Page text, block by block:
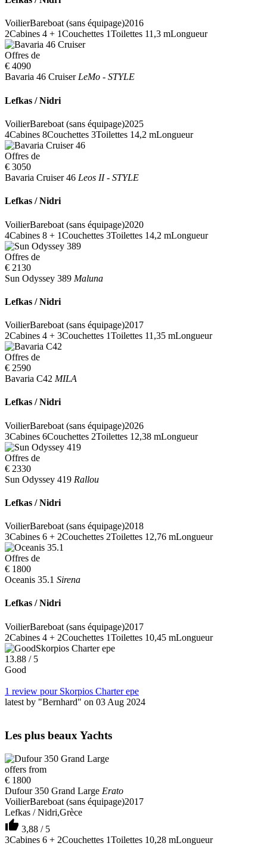
VoilierBareboat (sans équipage)2016
2Cabines 4 + 1Couchettes 1Toilettes 11,3 mLongueur
Offres de
€ 4090
Bavaria 46 CruiserLeMo - STYLE
Lefkas / Nidri
VoilierBareboat (sans équipage)2025
4Cabines 8Couchettes 3Toilettes 14,2 mLongueur
Offres de
€ 3050
Bavaria Cruiser 46 Leos II - STYLE
Lefkas / Nidri
VoilierBareboat (sans équipage)2020
4Cabines 8 + 1Couchettes 3Toilettes 14,2 mLongueur
Offres de
€ 2130
Sun Odyssey 389 Maluna
Lefkas / Nidri
VoilierBareboat (sans équipage)2017
2Cabines 4 + 3Couchettes 1Toilettes 11,35 mLongueur
Offres de
€ 2590
Bavaria C42 MILA
Lefkas / Nidri
VoilierBareboat (sans équipage)2026
3Cabines 6Couchettes 2Toilettes 12,38 mLongueur
Offres de
€ 2330
Sun Odyssey 419 Rallou
Lefkas / Nidri
VoilierBareboat (sans équipage)2018
3Cabines 6 + 2Couchettes 2Toilettes 12,76 mLongueur
Offres de
€ 1800
Oceanis 35.1 Sirena
Lefkas / Nidri
VoilierBareboat (sans équipage)2017
2Cabines 4 + 2Couchettes 1Toilettes 10,45 mLongueur
Skorpios Charter epe
13.88 / 5
Good
1 review pour Skorpios Charter epe
latest by "Bernhard" on 03 Aug 2024
Les plus beaux Yachts
offers from
€ 1800
Dufour 350 Grand Large Erato
VoilierBareboat (sans équipage)2017
Lefkas / Nidri,Grèce
thumb_up 3,88 / 5
3Cabines 6 + 2Couchettes 1Toilettes 10,28 mLongueur